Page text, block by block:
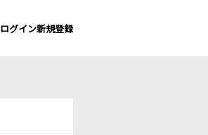
ログイン新規登録